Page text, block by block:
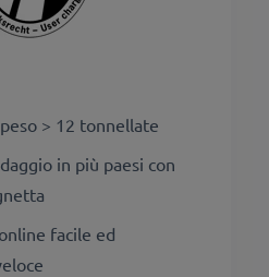
> 12 tonnellate
in più paesi con
facile ed